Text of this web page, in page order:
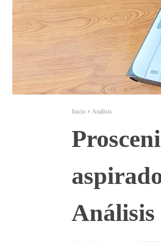
Inicio Análisis
Análisis